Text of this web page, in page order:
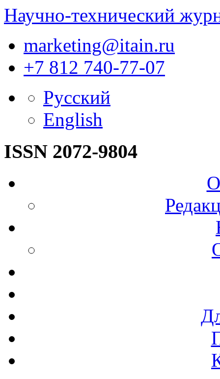
Научно-технический
marketing@itain.ru
+7 812 740-77-07
Русский
English
ISSN 2072-9804